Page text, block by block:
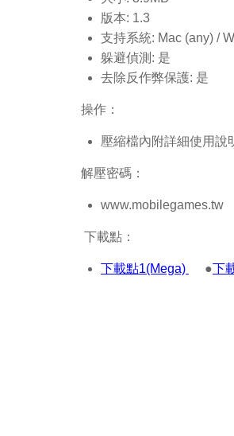
版本: 1.3
支持系統: Mac (any) /
躲避偵測: 是
去除反作弊保護: 是
操作：
壓縮檔內附詳細使用說
解壓密碼：
www.mobilegames.tw
下載點：
下載點1(Mega) ●下